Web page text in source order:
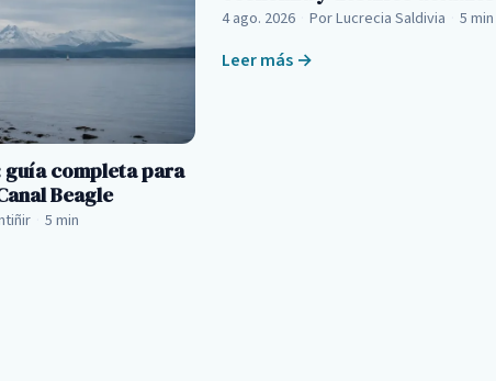
guía completa para
Beagle
5 min
4 ago. 2026 Por Lucrecia Saldivia 5 min
Leer más →